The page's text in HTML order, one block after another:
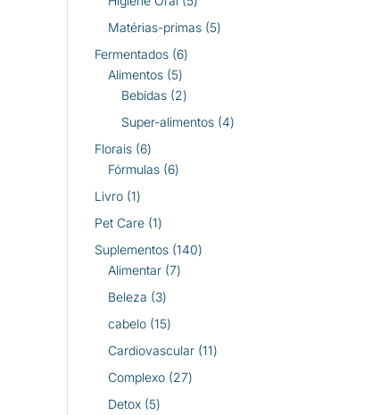
produtos
Matérias-primas 55
Fermentados 66
Alimentos 55
produtos
Bebidas 22
produtos
Super-alimentos 44
Florais 66
produtos
Fórmulas 66
Livro 11
produto
Pet Care 11
produto
Suplementos 140140
Alimentar 77
Beleza 33
produtos
cabelo 1515
produtos
Cardiovascular 1111
Complexo 2727
Detox 55